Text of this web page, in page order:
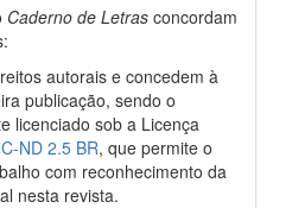
Caderno de Letras concordam
autorais e concedem à
publicação, sendo o
licenciado sob a Licença
ND 2.5 BR, que permite o
com reconhecimento da
nesta revista.